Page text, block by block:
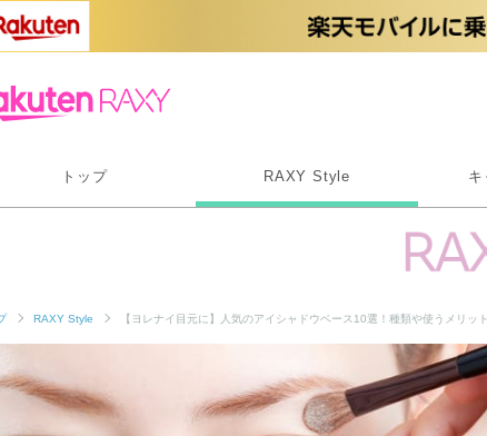
トップ RAXY Style キ
RAXY Style 【ヨレナイ目元に】人気のアイシャドウベース10選！種類や使うメリッ